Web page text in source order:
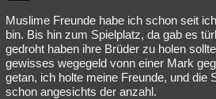
Muslime Freunde habe ich schon seit
bin. Bis hin zum Spielplatz, da gab es
gedroht haben ihre Brüder zu holen
gewisses wegegeld vonn einer Mark
getan, ich holte meine Freunde, und die
schon angesichts der anzahl.